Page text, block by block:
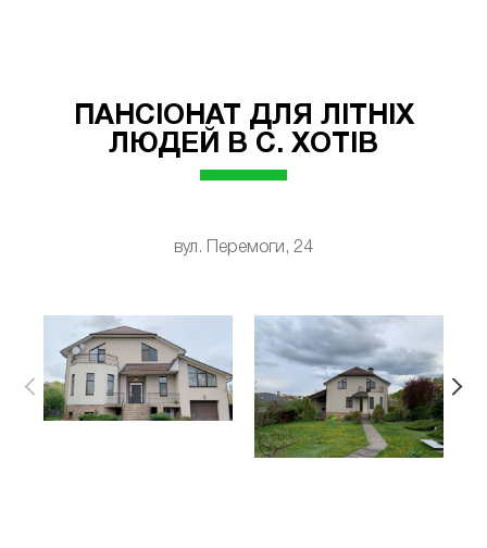
ПАНСІОНАТ ДЛЯ ЛІТНІХ
ЛЮДЕЙ В С. ХОТІВ
вул. Перемоги, 24